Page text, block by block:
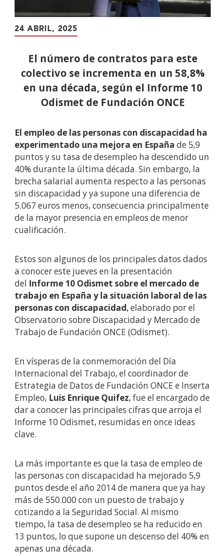
24 ABRIL, 2025
El número de contratos para este
colectivo se incrementa en un 58,8%
en una década, según el Informe 10
Odismet de Fundación ONCE
El empleo de las personas con discapacidad ha
experimentado una mejora en España de 5,9
puntos y su tasa de desempleo ha descendido un
40% durante la última década. Sin embargo, la
brecha salarial aumenta respecto a las personas
sin discapacidad y ya supone una diferencia de
5.067 euros menos, consecuencia principalmente
de la mayor presencia en empleos de menor
cualificación.
Estos son algunos de los principales datos dados
a conocer este jueves en la presentación
del Informe 10 Odismet sobre el mercado de
trabajo en España y la situación laboral de las
personas con discapacidad, elaborado por el
Observatorio sobre Discapacidad y Mercado de
Trabajo de Fundación ONCE (Odismet).
En vísperas de la conmemoración del Día
Internacional del Trabajo, el coordinador de
Estrategia de Datos de Fundación ONCE e Inserta
Empleo, Luis Enrique Quifez, fue el encargado de
dar a conocer las principales cifras que arroja el
Informe 10 Odismet, resumidas en once ideas
clave.
La más importante es que la tasa de empleo de
las personas con discapacidad ha mejorado 5,9
puntos desde el año 2014 de manera que ya hay
más de 550.000 con un puesto de trabajo y
cotizando a la Seguridad Social. Al mismo
tiempo, la tasa de desempleo se ha reducido en
13 puntos, lo que supone un descenso del 40% en
apenas una década.